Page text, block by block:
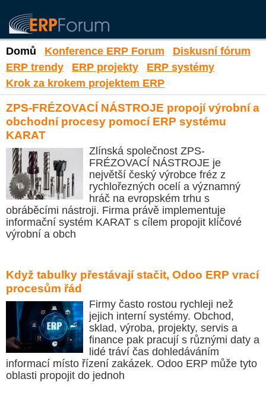
Domů Konference ERP Forum
Diskusní fórum
ERP trendy
ERP projekty
ERP systémy
Krok za krokem projektem ERP
ZPS-FRÉZOVACÍ NÁSTROJE propojí výrobní a
obchodní procesy pomocí ERP systému
KARAT
Zlínská společnost ZPS-
FRÉZOVACÍ NÁSTROJE je
největší český výrobce fréz z
rychlořezných ocelí a významný
hráč na evropském trhu s
obráběcími nástroji. Firma právě implementuje
informační systém KARAT s cílem propojit klíčové
výrobní a obch
Když tabulky přestávají stačit, Odoo ERP vrací
procesům řád
Firmy často rostou rychleji než
jejich interní systémy. Obchod,
sklad, výroba, projekty, servis a
finance pak pracují s různými daty a
lidé tráví čas dohledáváním
informací místo řízení zakázek. Odoo ERP může tyto
oblasti propojit do jednoh